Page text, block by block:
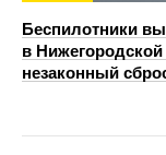
Беспилотники
в
незаконный